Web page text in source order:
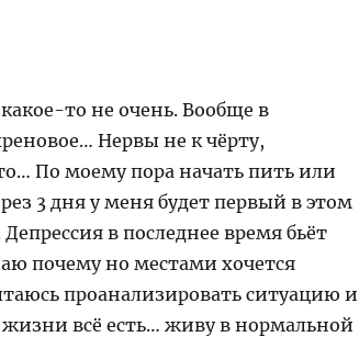
то не очень. Вообще в
Нервы не к чёрту,
По моему пора начать пить или
3 дня у меня будет первый в этом
в последнее время бьёт
почему но местами хочется
проанализировать ситуацию и
жизни всё есть… живу в нормальной